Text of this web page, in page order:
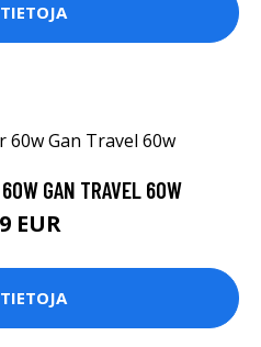
60W GAN TRAVEL 60W
EUR